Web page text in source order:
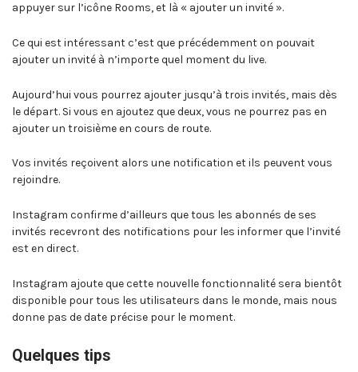
appuyer sur l’icône Rooms, et là « ajouter un invité ».
Ce qui est intéressant c’est que précédemment on pouvait
ajouter un invité à n’importe quel moment du live.
Aujourd’hui vous pourrez ajouter jusqu’à trois invités, mais dès
le départ. Si vous en ajoutez que deux, vous ne pourrez pas en
ajouter un troisième en cours de route.
Vos invités reçoivent alors une notification et ils peuvent vous
rejoindre.
Instagram confirme d’ailleurs que tous les abonnés de ses
invités recevront des notifications pour les informer que l’invité
est en direct.
Instagram ajoute que cette nouvelle fonctionnalité sera bientôt
disponible pour tous les utilisateurs dans le monde, mais nous
donne pas de date précise pour le moment.
Quelques tips